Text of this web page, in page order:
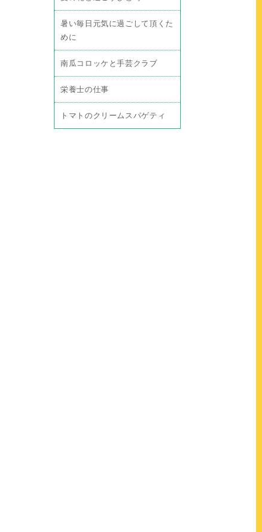
暑い毎日元気に過ごして頂くた
めに
南瓜コロッケと手芸クラブ
栄養士の仕事
トマトのクリームスパゲティ